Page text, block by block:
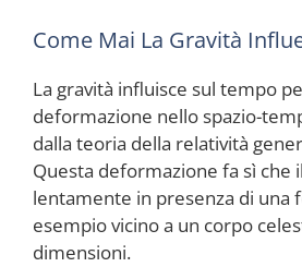
Come Mai La Gravità
La gravità influisce sul tempo
deformazione nello spazio-
dalla teoria della relatività
Questa deformazione fa sì che
lentamente in presenza di una
esempio vicino a un corpo
dimensioni.